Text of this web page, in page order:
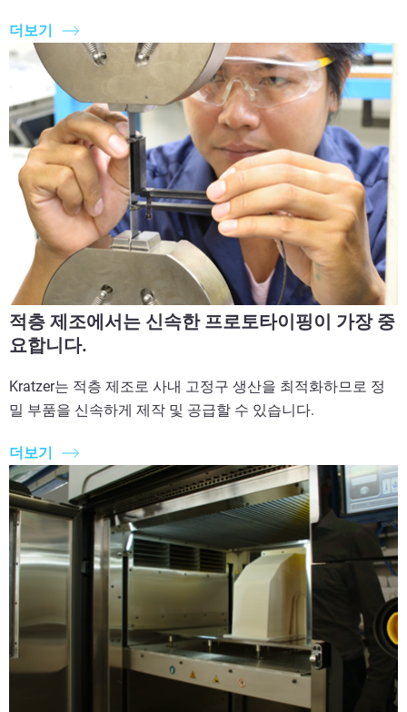
더보기
적층 제조에서는 신속한 프로토타이핑이 가장 중
요합니다.
Kratzer는 적층 제조로 사내 고정구 생산을 최적화하므로 정
밀 부품을 신속하게 제작 및 공급할 수 있습니다.
더보기